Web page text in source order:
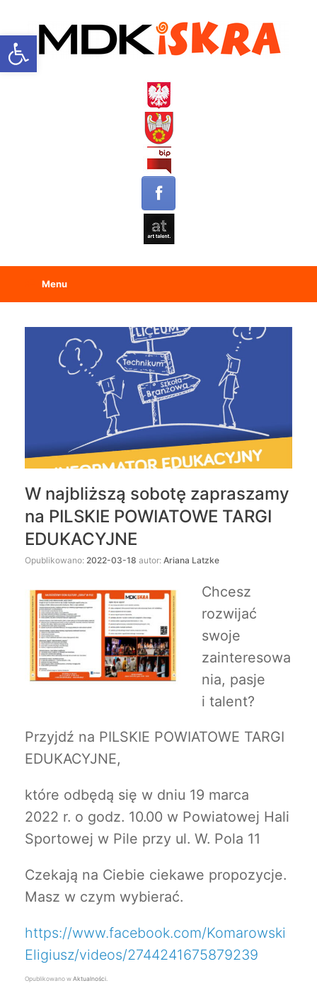
Open toolbar
Menu
W najbliższą sobotę zapraszamy
na PILSKIE POWIATOWE TARGI
EDUKACYJNE
Opublikowano: 2022-03-18 autor: Ariana Latzke
Chcesz
rozwijać
swoje
zainteresowa
nia, pasje
i talent?
Przyjdź na PILSKIE POWIATOWE TARGI
EDUKACYJNE,
które odbędą się w dniu 19 marca
2022 r. o godz. 10.00 w Powiatowej Hali
Sportowej w Pile przy ul. W. Pola 11
Czekają na Ciebie ciekawe propozycje.
Masz w czym wybierać.
https://www.facebook.com/Komarowski
Eligiusz/videos/2744241675879239
Opublikowano w Aktualności.